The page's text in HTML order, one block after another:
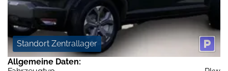
Standort Zentrallager
Allgemeine Daten: